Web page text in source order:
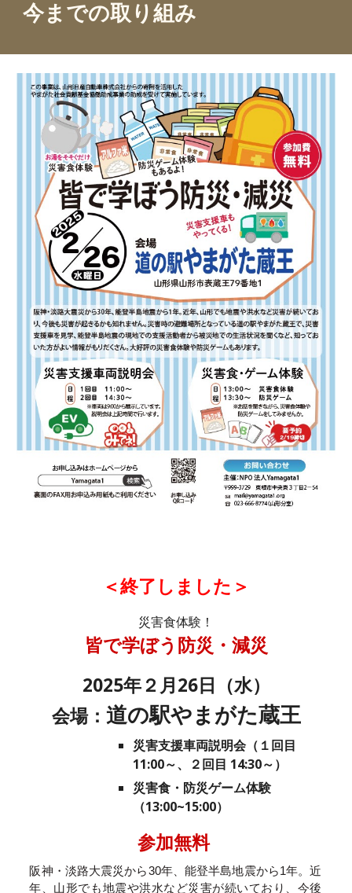
今までの取り組み
＜終了しました＞
災害食体験！
皆で学ぼう防災・減災
2025年２月26日（水）
会場： 道の駅やまがた蔵王
災害支援車両説明会（１回目
11:00～、２回目 14:30～）
災害食・防災ゲーム体験
（13:00~15:00）
参加無料
阪神・淡路大震災から30年、能登半島地震から1年。近
年、山形でも地震や洪水など災害が続いており、今後